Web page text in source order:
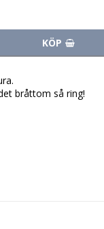
KÖP
bråttom så ring!